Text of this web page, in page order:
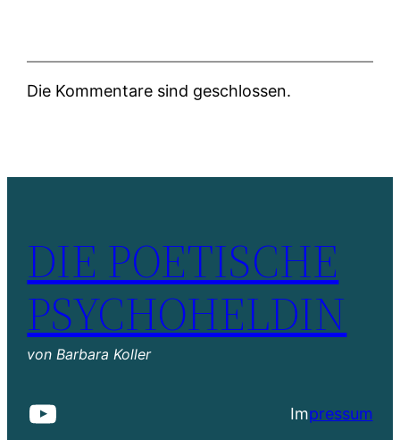
Die Kommentare sind geschlossen.
DIE POETISCHE
PSYCHOHELDIN
von Barbara Koller
YouTube Impressum